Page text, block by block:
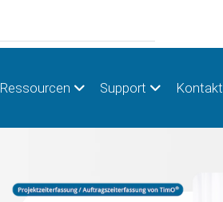
Ressourcen Support Kontakt